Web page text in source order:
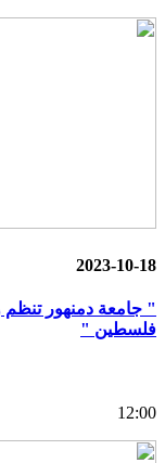
2023-10-18
" جامعة دمنهور تنظم
فلسطين "
12:00